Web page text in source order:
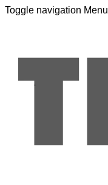
Toggle navigation Menu